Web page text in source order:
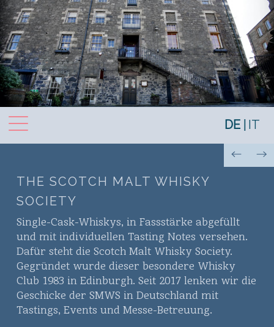
Toggle navigation DE IT
THE SCOTCH MALT WHISKY
SOCIETY
Single-Cask-Whiskys, in Fassstärke abgefüllt
und mit individuellen Tasting Notes versehen.
Dafür steht die Scotch Malt Whisky Society.
Gegründet wurde dieser besondere Whisky
Club 1983 in Edinburgh. Seit 2017 lenken wir die
Geschicke der SMWS in Deutschland mit
Tastings, Events und Messe-Betreuung.